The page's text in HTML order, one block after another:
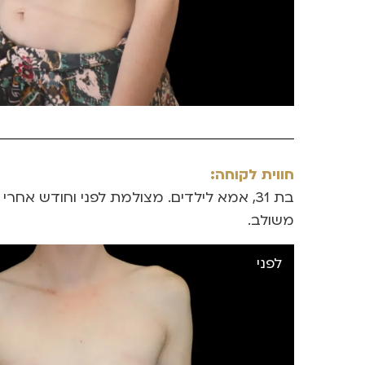
חווית לקוחה:
משולב.
לפני